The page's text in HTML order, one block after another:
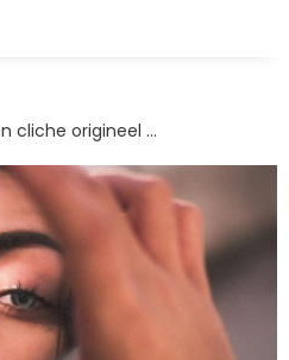
cliche origineel ...